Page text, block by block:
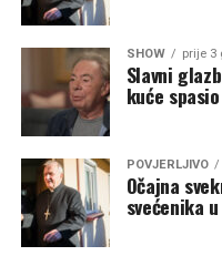
SHOW prije 3
Slavni
kuće
POVJERLJIVO
Očajna
svećenika